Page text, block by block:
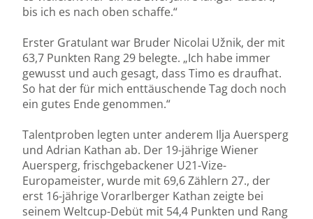
bis ich es nach oben schaffe.“
Erster Gratulant war Bruder Nicolai Užnik, der mit
63,7 Punkten Rang 29 belegte. „Ich habe immer
gewusst und auch gesagt, dass Timo es draufhat.
So hat der für mich enttäuschende Tag doch noch
ein gutes Ende genommen.“
Talentproben legten unter anderem Ilja Auersperg
und Adrian Kathan ab. Der 19-jährige Wiener
Auersperg, frischgebackener U21-Vize-
Europameister, wurde mit 69,6 Zählern 27., der
erst 16-jährige Vorarlberger Kathan zeigte bei
seinem Weltcup-Debüt mit 54,4 Punkten und Rang